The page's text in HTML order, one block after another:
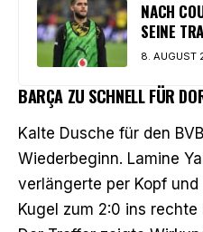
NACH
SEINE
8. AUGUST
BARÇA ZU SCHNELL FÜR
Kalte Dusche für den
Wiederbeginn. Lamine
verlängerte per Kopf
Kugel zum 2:0 ins rechte